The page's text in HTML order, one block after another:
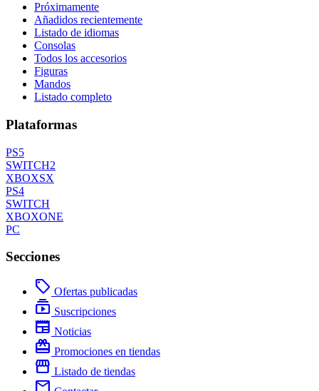
Próximamente
Añadidos recientemente
Listado de idiomas
Consolas
Todos los accesorios
Figuras
Mandos
Listado completo
Plataformas
PS5
SWITCH2
XBOXSX
PS4
SWITCH
XBOXONE
PC
Secciones
local_offer Ofertas publicadas
subscriptions Suscripciones
newspaper Noticias
redeem Promociones en tiendas
storefront Listado de tiendas
mail